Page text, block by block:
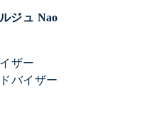
ジュ Nao
ザー
バイザー